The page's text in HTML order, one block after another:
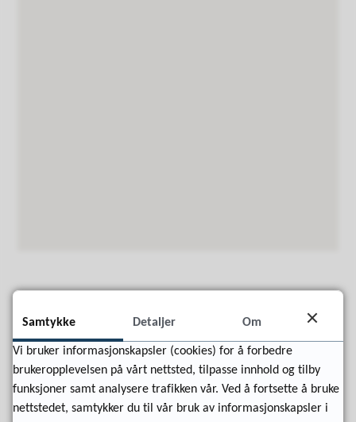
Farsund kommunes innbyggerapp -
Innbygger iSør
Slik laster du ned «Innbygger iSør»-appen
Samtykke Detaljer Om
Vi bruker informasjonskapsler (cookies) for å forbedre
brukeropplevelsen på vårt nettsted, tilpasse innhold og tilby
funksjoner samt analysere trafikken vår. Ved å fortsette å bruke
nettstedet, samtykker du til vår bruk av informasjonskapsler i